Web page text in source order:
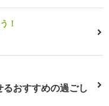
！
おすすめの過ごし